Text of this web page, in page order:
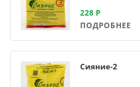
228 Р
ПОДРОБНЕЕ
Сияние-2